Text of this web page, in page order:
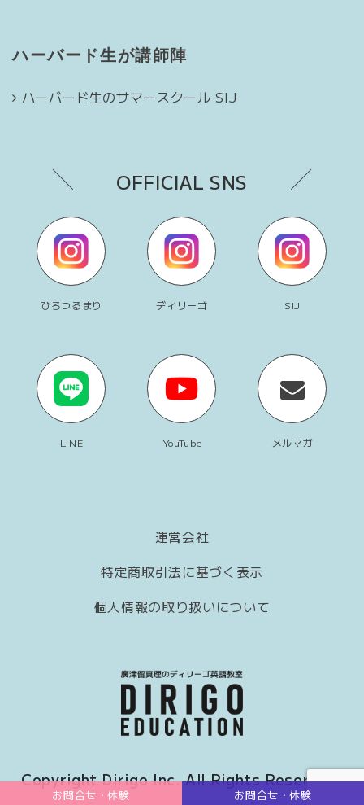
ハーバード生が講師陣
ハーバード生のサマースクール SIJ
OFFICIAL SNS
ひろつるまり ディリーゴ SIJ
LINE YouTube メルマガ
運営会社
特定商取引法に基づく表示
個人情報の取り扱いについて
Copyright Dirigo Inc. All Rights Reserved.
お問合せ・体験 お問合せ・体験